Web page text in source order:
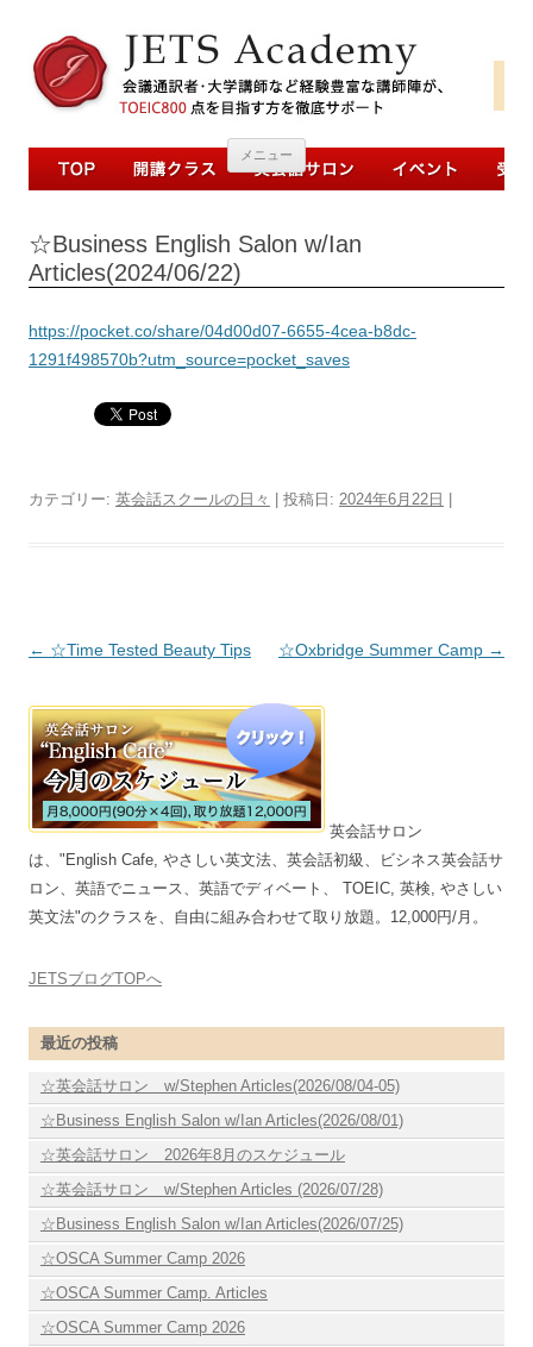
メニュー コンテンツへ移動
☆Business English Salon w/Ian
Articles(2024/06/22)
https://pocket.co/share/04d00d07-6655-4cea-b8dc-
1291f498570b?utm_source=pocket_saves
カテゴリー: 英会話スクールの日々 | 投稿日: 2024年6月22日
投稿ナビゲーション
← ☆Time Tested Beauty Tips ☆Oxbridge Summer Camp →
英会話サロン
は、"English Cafe, やさしい英文法、英会話初級、ビシネス英会話サ
ロン、英語でニュース、英語でディベート、 TOEIC, 英検, やさしい
英文法"のクラスを、自由に組み合わせて取り放題。12,000円/月。
JETSブログTOPへ
最近の投稿
☆英会話サロン w/Stephen Articles(2026/08/04-05)
☆Business English Salon w/Ian Articles(2026/08/01)
☆英会話サロン 2026年8月のスケジュール
☆英会話サロン w/Stephen Articles (2026/07/28)
☆Business English Salon w/Ian Articles(2026/07/25)
☆OSCA Summer Camp 2026
☆OSCA Summer Camp. Articles
☆OSCA Summer Camp 2026